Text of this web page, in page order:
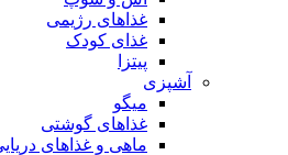
غذاهای رژیمی
غذای کودک
آشپزی
غذاهای گوشتی
ماهی و غذاهای دریایی